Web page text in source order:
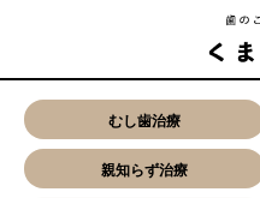
むし歯治療
親知らず治療